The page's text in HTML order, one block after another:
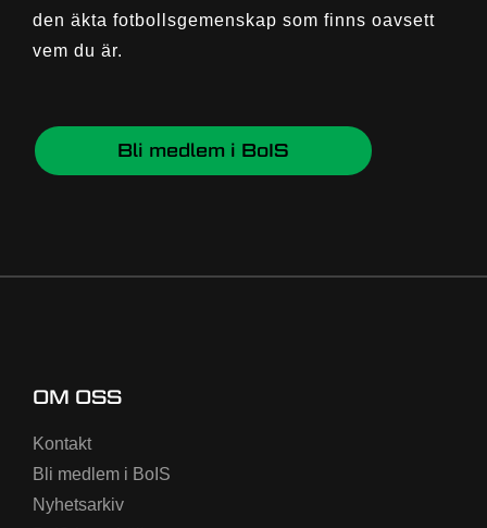
den äkta fotbollsgemenskap som finns oavsett
vem du är.
Bli medlem i BoIS
OM OSS
Kontakt
Bli medlem i BoIS
Nyhetsarkiv